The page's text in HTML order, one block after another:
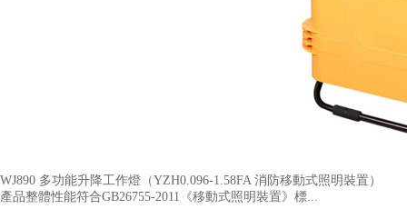
WJ890 多功能升降工作燈（YZH0.096-1.58FA 消防移動式照明裝置​）
產品整體性能符合GB26755-2011《移動式照明裝置》標...